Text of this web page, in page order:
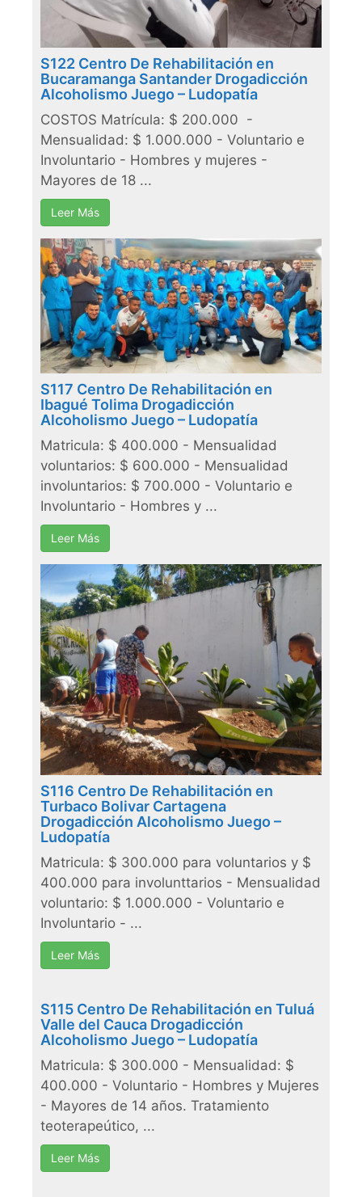
S122 Centro De Rehabilitación en
Bucaramanga Santander Drogadicción
Alcoholismo Juego – Ludopatía
COSTOS Matrícula: $ 200.000 -
Mensualidad: $ 1.000.000 - Voluntario e
Involuntario - Hombres y mujeres -
Mayores de 18 ...
Leer Más
S117 Centro De Rehabilitación en
Ibagué Tolima Drogadicción
Alcoholismo Juego – Ludopatía
Matricula: $ 400.000 - Mensualidad
voluntarios: $ 600.000 - Mensualidad
involuntarios: $ 700.000 - Voluntario e
Involuntario - Hombres y ...
Leer Más
S116 Centro De Rehabilitación en
Turbaco Bolivar Cartagena
Drogadicción Alcoholismo Juego –
Ludopatía
Matricula: $ 300.000 para voluntarios y $
400.000 para involunttarios - Mensualidad
voluntario: $ 1.000.000 - Voluntario e
Involuntario - ...
Leer Más
S115 Centro De Rehabilitación en Tuluá
Valle del Cauca Drogadicción
Alcoholismo Juego – Ludopatía
Matricula: $ 300.000 - Mensualidad: $
400.000 - Voluntario - Hombres y Mujeres
- Mayores de 14 años. Tratamiento
teoterapeútico, ...
Leer Más